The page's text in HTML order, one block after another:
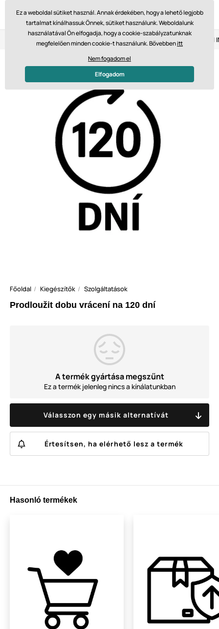
Visszaküldés 14 napon belül Gyors szállítás 61 475 Ft-tól
Főoldal Kiegészítők Szolgáltatások
Prodloužit dobu vrácení na 120 dní
A termék gyártása megszűnt
Ez a termék jelenleg nincs a kínálatunkban
Válasszon egy másik alternatívát
Értesítsen, ha elérhető lesz a termék
Hasonló termékek
Ez a weboldal sütiket használ. Annak érdekében, hogy a lehető legjobb
tartalmat kínálhassuk Önnek, sütiket használunk. Weboldalunk
használatával Ön elfogadja, hogy a cookie-szabályzatunknak
megfelelően minden cookie-t használunk. Bővebbenitt
Nem fogadom el
Elfogadom